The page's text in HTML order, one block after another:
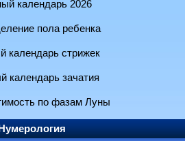
календарь 2026
пола ребенка
календарь стрижек
календарь зачатия
по фазам Луны